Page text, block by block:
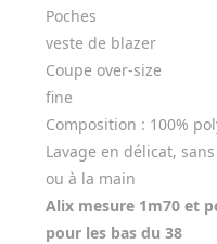
Poches
veste de blazer
Coupe over-size
fine
Composition : 100%
Lavage en délicat,
ou à la main
Alix mesure 1m70 et
pour les bas du 38